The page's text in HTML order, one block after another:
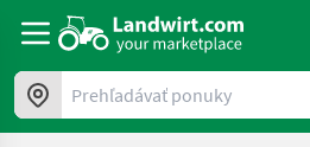
Prehľadávať ponuky